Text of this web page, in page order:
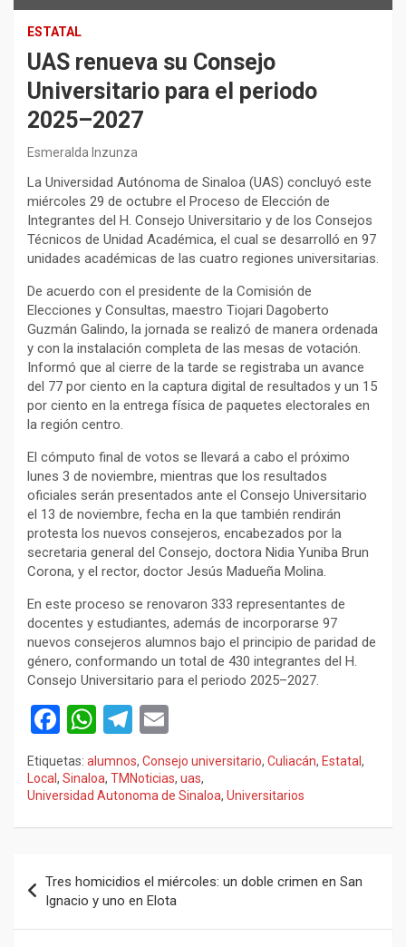
ESTATAL
UAS renueva su Consejo
Universitario para el periodo
2025–2027
Esmeralda Inzunza
La Universidad Autónoma de Sinaloa (UAS) concluyó este
miércoles 29 de octubre el Proceso de Elección de
Integrantes del H. Consejo Universitario y de los Consejos
Técnicos de Unidad Académica, el cual se desarrolló en 97
unidades académicas de las cuatro regiones universitarias.
De acuerdo con el presidente de la Comisión de
Elecciones y Consultas, maestro Tiojari Dagoberto
Guzmán Galindo, la jornada se realizó de manera ordenada
y con la instalación completa de las mesas de votación.
Informó que al cierre de la tarde se registraba un avance
del 77 por ciento en la captura digital de resultados y un 15
por ciento en la entrega física de paquetes electorales en
la región centro.
El cómputo final de votos se llevará a cabo el próximo
lunes 3 de noviembre, mientras que los resultados
oficiales serán presentados ante el Consejo Universitario
el 13 de noviembre, fecha en la que también rendirán
protesta los nuevos consejeros, encabezados por la
secretaria general del Consejo, doctora Nidia Yuniba Brun
Corona, y el rector, doctor Jesús Madueña Molina.
En este proceso se renovaron 333 representantes de
docentes y estudiantes, además de incorporarse 97
nuevos consejeros alumnos bajo el principio de paridad de
género, conformando un total de 430 integrantes del H.
Consejo Universitario para el periodo 2025–2027.
F
a
ce
b
o
k
W
at
s
A
p
T
el
e
gr
a
m
ail
Etiquetas: alumnos, Consejo universitario, Culiacán, Estatal ,
Local , Sinaloa, TMNoticias, uas,
Universidad Autonoma de Sinaloa, Universitarios
de
entradas
Tres homicidios el miércoles: un doble crimen en San
Ignacio y uno en Elota